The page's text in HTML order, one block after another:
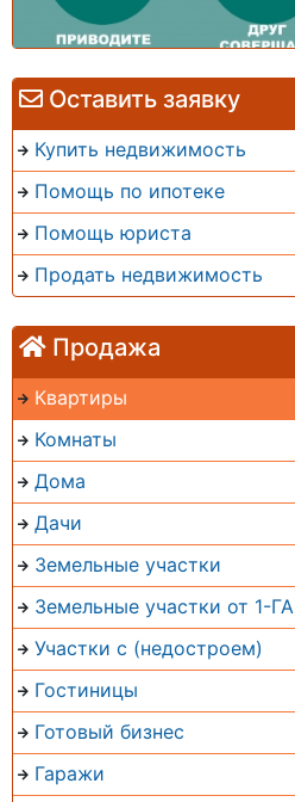
Оставить заявку
Купить недвижимость
Помощь по ипотеке
Помощь юриста
Продать недвижимость
Продажа
Квартиры
Комнаты
Дома
Дачи
Земельные участки
Земельные участки от 1-ГА
Участки с (недостроем)
Гостиницы
Готовый бизнес
Гаражи